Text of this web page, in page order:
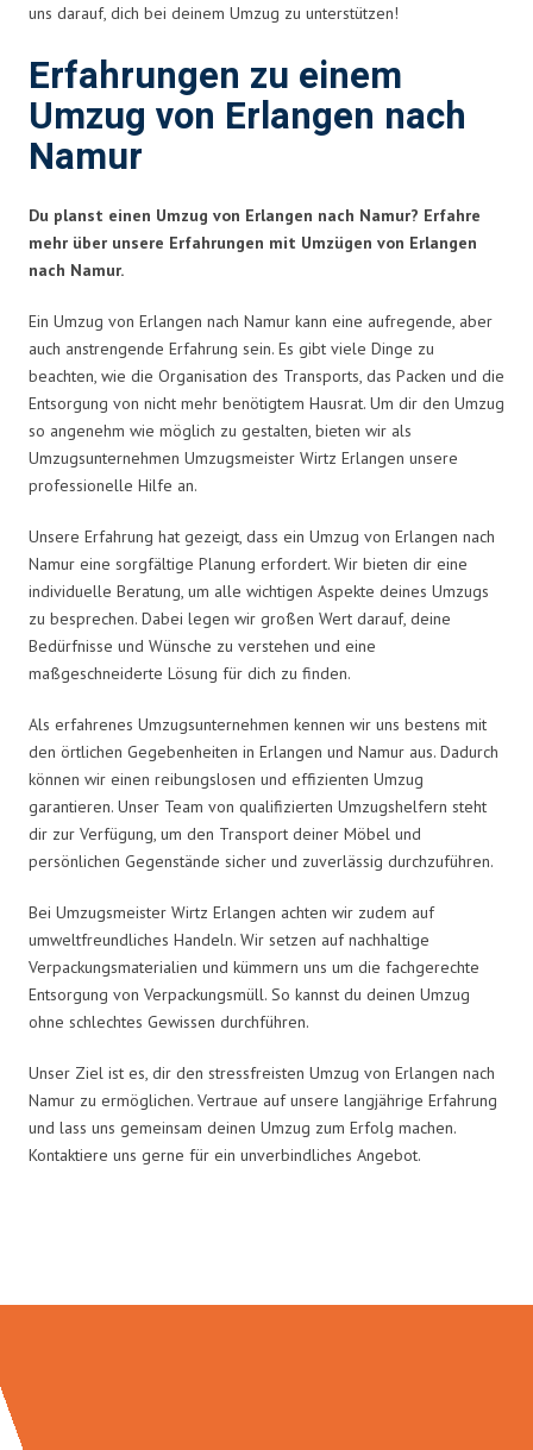
uns darauf, dich bei deinem Umzug zu unterstützen!
Erfahrungen zu einem
Umzug von Erlangen nach
Namur
Du planst einen Umzug von Erlangen nach Namur? Erfahre
mehr über unsere Erfahrungen mit Umzügen von Erlangen
nach Namur.
Ein Umzug von Erlangen nach Namur kann eine aufregende, aber
auch anstrengende Erfahrung sein. Es gibt viele Dinge zu
beachten, wie die Organisation des Transports, das Packen und die
Entsorgung von nicht mehr benötigtem Hausrat. Um dir den Umzug
so angenehm wie möglich zu gestalten, bieten wir als
Umzugsunternehmen Umzugsmeister Wirtz Erlangen unsere
professionelle Hilfe an.
Unsere Erfahrung hat gezeigt, dass ein Umzug von Erlangen nach
Namur eine sorgfältige Planung erfordert. Wir bieten dir eine
individuelle Beratung, um alle wichtigen Aspekte deines Umzugs
zu besprechen. Dabei legen wir großen Wert darauf, deine
Bedürfnisse und Wünsche zu verstehen und eine
maßgeschneiderte Lösung für dich zu finden.
Als erfahrenes Umzugsunternehmen kennen wir uns bestens mit
den örtlichen Gegebenheiten in Erlangen und Namur aus. Dadurch
können wir einen reibungslosen und effizienten Umzug
garantieren. Unser Team von qualifizierten Umzugshelfern steht
dir zur Verfügung, um den Transport deiner Möbel und
persönlichen Gegenstände sicher und zuverlässig durchzuführen.
Bei Umzugsmeister Wirtz Erlangen achten wir zudem auf
umweltfreundliches Handeln. Wir setzen auf nachhaltige
Verpackungsmaterialien und kümmern uns um die fachgerechte
Entsorgung von Verpackungsmüll. So kannst du deinen Umzug
ohne schlechtes Gewissen durchführen.
Unser Ziel ist es, dir den stressfreisten Umzug von Erlangen nach
Namur zu ermöglichen. Vertraue auf unsere langjährige Erfahrung
und lass uns gemeinsam deinen Umzug zum Erfolg machen.
Kontaktiere uns gerne für ein unverbindliches Angebot.